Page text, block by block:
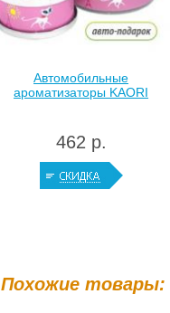
Похожие товары:
Автомобильные
ароматизаторы KAORI
462 р.